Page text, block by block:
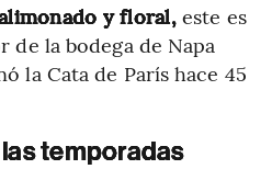
y floral, este es
de la bodega de Napa
la Cata de París hace 45
temporadas